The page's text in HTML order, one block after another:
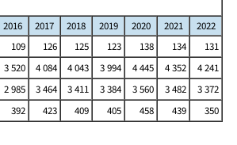
2016 2017 2018 2019 2020 2021
2022
109 126 125 123 138 134
131
3 520 4 084 4 043 3 994 4 445 4 352
4 241
2 985 3 464 3 411 3 384 3 560 3 482
3 372
392 423 409 405 458 439 350